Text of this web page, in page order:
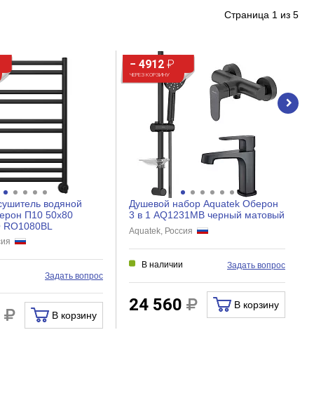
Страница 1 из 5
водяной
П10 50x80
Задать вопрос
В корзину
− 4912 ₽
ЧЕРЕЗ КОРЗИНУ
Душевой набор Aquatek Оберон
3 в 1 AQ1231MB черный матовый
Aquatek, Россия
В наличии Задать вопрос
24 560 В корзину